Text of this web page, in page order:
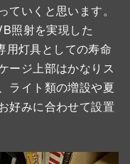
いくと思います。
照射を実現した
用灯具としての寿命
ージ上部はかなりス
ライト類の増設や夏
好みに合わせて設置